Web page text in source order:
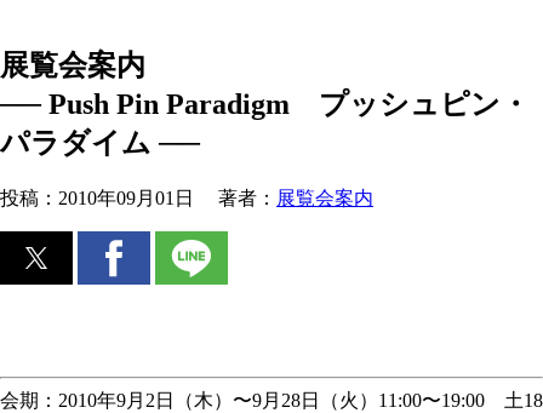
展覧会案内
── Push Pin Paradigm プッシュピン・
パラダイム ──
投稿： 2010年09月01日 著者： 展覧会案内
会期：2010年9月2日（木）〜9月28日（火）11:00〜19:00 土18